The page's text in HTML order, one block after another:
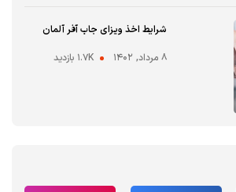
شرایط اخذ ویزای جاب آفر آلمان
۸ مرداد, ۱۴۰۲
1.7K بازدید